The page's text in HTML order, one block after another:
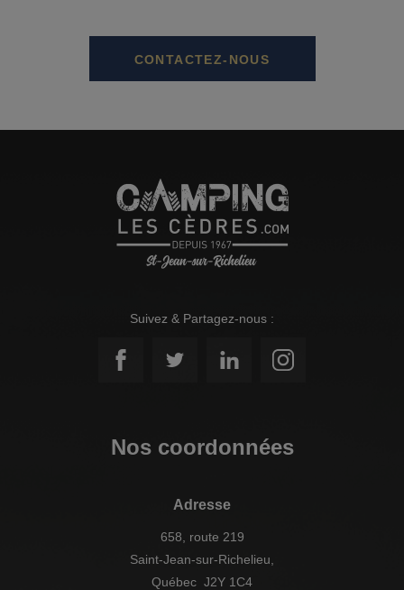
CONTACTEZ-NOUS
Nos coordonnées
Adresse
658, route 219
Saint-Jean-sur-Richelieu,
Québec J2Y 1C4
Suivez & Partagez-nous :